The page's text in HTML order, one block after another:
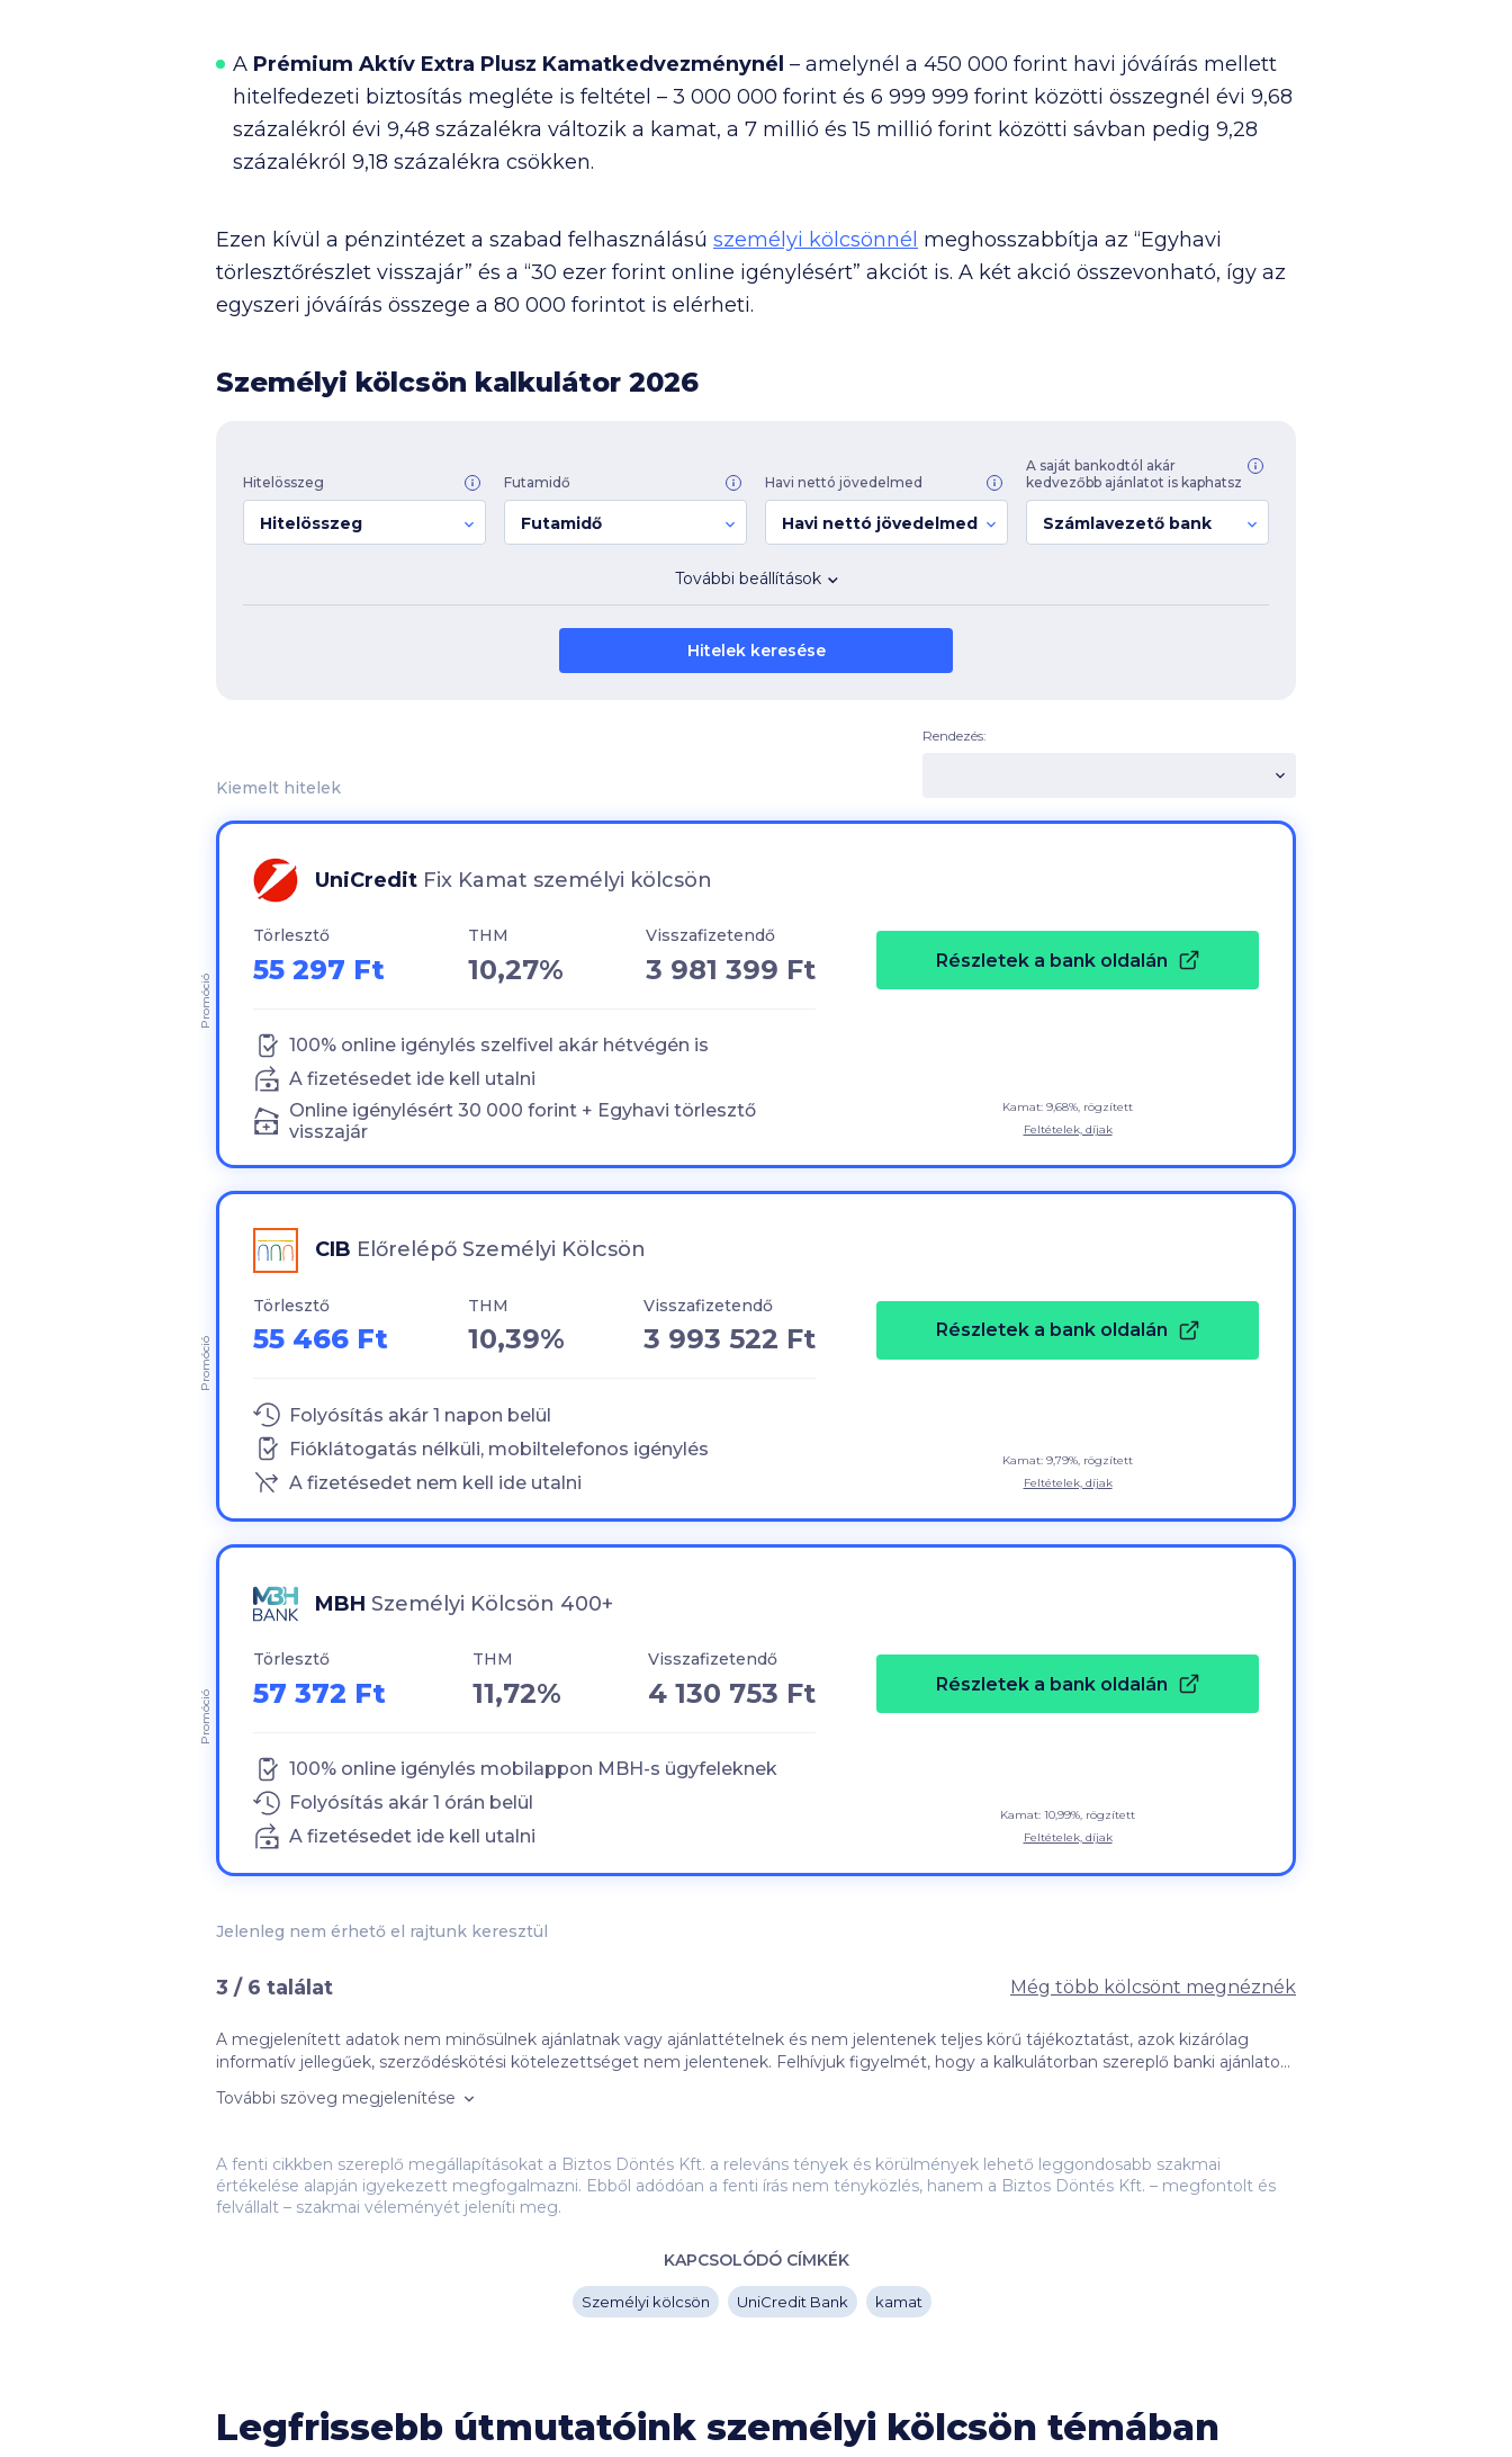
A Prémium Aktív Extra Plusz Kamatkedvezménynél – amelynél a 450 000 forint havi jóváírás mellett
hitelfedezeti biztosítás megléte is feltétel – 3 000 000 forint és 6 999 999 forint közötti összegnél évi 9,68
százalékról évi 9,48 százalékra változik a kamat, a 7 millió és15 millió forint közötti sávban pedig 9,28
százalékról 9,18 százalékra csökken.
Ezen kívül a pénzintézet a szabad felhasználású személyi kölcsönnél meghosszabbítja az “Egyhavi
törlesztőrészlet visszajár” és a “30 ezer forint online igénylésért” akciót is. A két akció összevonható, így az
egyszeri jóváírás összege a 80 000 forintot is elérheti.
Személyi kölcsön kalkulátor 2026
Hitelösszeg
Hitelösszeg
Futamidő
Futamidő
Havi nettó jövedelmed
Havi nettó jövedelmed
A saját bankodtól akár
kedvezőbb ajánlatot is kaphatsz
Számlavezető bank
További beállítások
Hitelek keresése
Kiemelt hitelek
Rendezés:
UniCredit Fix Kamat személyi kölcsön
Törlesztő
55 297 Ft
THM
10,27%
Visszafizetendő
3 981 399 Ft
100% online igénylés szelfivel akár hétvégén is
A fizetésedet ide kell utalni
Online igénylésért 30 000 forint + Egyhavi törlesztő
visszajár
Részletek a bank oldalán
Kamat: 9,68%, rögzített
Feltételek, díjak
Promóció
CIB Előrelépő Személyi Kölcsön
Törlesztő
55 466 Ft
THM
10,39%
Visszafizetendő
3 993 522 Ft
Folyósítás akár 1 napon belül
Fióklátogatás nélküli, mobiltelefonos igénylés
A fizetésedet nem kell ide utalni
Részletek a bank oldalán
Kamat: 9,79%, rögzített
Feltételek, díjak
Promóció
MBH Személyi Kölcsön 400+
Törlesztő
57 372 Ft
THM
11,72%
Visszafizetendő
4 130 753 Ft
100% online igénylés mobilappon MBH-s ügyfeleknek
Folyósítás akár 1 órán belül
A fizetésedet ide kell utalni
Részletek a bank oldalán
Kamat: 10,99%, rögzített
Feltételek, díjak
Promóció
Jelenleg nem érhető el rajtunk keresztül
3 / 6 találat Még több kölcsönt megnéznék
A megjelenített adatok nem minősülnek ajánlatnak vagy ajánlattételnek és nem jelentenek teljes körű tájékoztatást, azok kizárólag
informatív jellegűek, szerződéskötési kötelezettséget nem jelentenek. Felhívjuk figyelmét, hogy a kalkulátorban szereplő banki ajánlatok
bankokkal kötött promóciós szerződés tartalma (így különösen: a promóciós díj összege, illetve a megrendelt kattintási szám
kaphatják meg a hitelintézet döntésétől függően. A törlesztőrészletek számítása az aktuálisan meghirdetett kamatokkal történt,
amelyeket a hitelintézetek módosíthatnak. A kiválasztott hitelintézet által adott ajánlat eltérhet a fent megadott adatoktól, amely
vonatkozásában felelősségünket kizárjuk. További részletek az Ügyféltájékoztatónkban (
Ezeknek a bankoknak a termékeit nem jelenítjük meg a kalkulátorainkban: Bank of China, BNP Paribas, Deutsche Bank, Duna Takarék
Bank, ING, KDB Bank, Merkantil Bank, Oberbank, Polgári Bank.
Nem találtad meg, amit kerestél? Nézd meg agyakran ismételt kérdéseketis!
További szöveg megjelenítése
A fenti cikkben szereplő megállapításokat a Biztos Döntés Kft. a releváns tények és körülmények lehető leggondosabb szakmai
értékelése alapján igyekezett megfogalmazni. Ebből adódóan a fenti írás nem tényközlés, hanem a Biztos Döntés Kft. – megfontolt és
felvállalt – szakmai véleményét jeleníti meg.
KAPCSOLÓDÓ CÍMKÉK
Személyi kölcsön UniCredit Bank kamat
Legfrissebb útmutatóink személyi kölcsön témában